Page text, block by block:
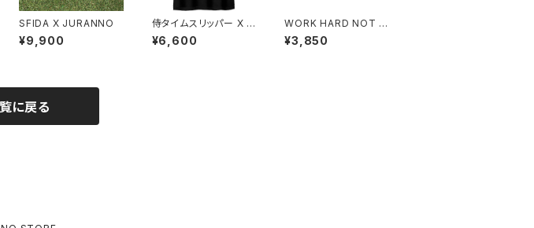
SFIDA X JURANNO
¥9,900
侍タイムスリッパー X J
URANNO "大丈夫です
か?" TEE
¥6,600
WORK HARD NOT C
RAZY KIDS TEE
¥3,850
に戻る